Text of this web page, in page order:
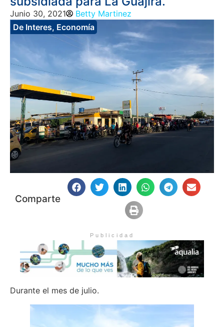
Junio 30, 2021
Betty Martinez
De Interes, Economía
Comparte
Publicidad
Durante el mes de julio.